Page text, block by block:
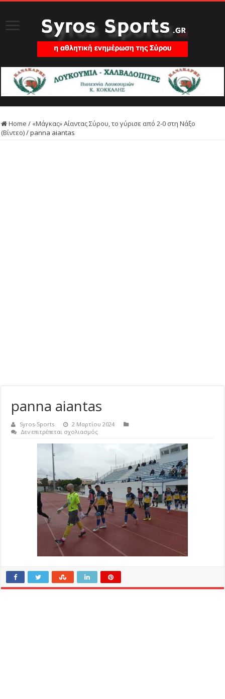
Home / «Μάγκας» Αίαντας Σύρου, το γύρισε από 2-0 στη Νάξο
(Βίντεο)/panna aiantas
panna aiantas
Syros-Sports
2 Μαρτίου 2024
Δεν επιτρέπεται σχολιασμόςστο
aiantas